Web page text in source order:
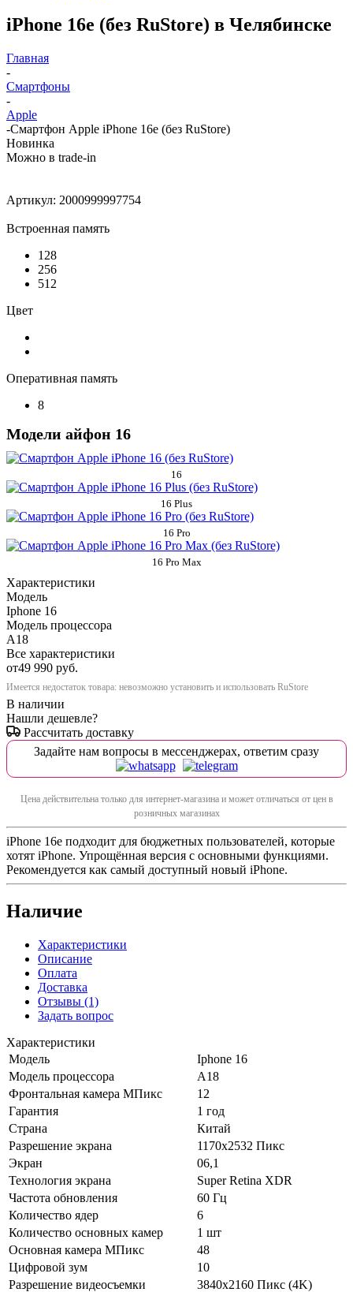
iPhone 16e (без RuStore) в Челябинске
Главная
-
Смартфоны
-
Apple
-Смартфон Apple iPhone 16e (без RuStore)
Новинка
Можно в trade-in
Артикул: 2000999997754
Встроенная память
128
256
512
Цвет
Оперативная память
8
Модели айфон 16
16
16 Plus
16 Pro
16 Pro Max
Характеристики
Модель
Iphone 16
Модель процессора
A18
Все характеристики
от49 990 руб.
Имеется недостаток товара: невозможно установить и использовать RuStore
В наличии
Нашли дешевле?
Рассчитать доставку
Задайте нам вопросы в мессенджерах, ответим сразу
Цена действительна только для интернет-магазина и может отличаться от цен в
розничных магазинах
iPhone 16e подходит для бюджетных пользователей, которые
хотят iPhone. Упрощённая версия с основными функциями.
Рекомендуется как самый доступный новый iPhone.
Наличие
Характеристики
Описание
Оплата
Доставка
Отзывы (1)
Задать вопрос
Характеристики
Модель
Iphone 16
Модель процессора
A18
Фронтальная камера МПикс
12
Гарантия
1 год
Страна
Китай
Разрешение экрана
1170x2532 Пикс
Экран
06,1
Технология экрана
Super Retina XDR
Частота обновления
60 Гц
Количество ядер
6
Количество основных камер
1 шт
Основная камера МПикс
48
Цифровой зум
10
Разрешение видеосъемки
3840x2160 Пикс (4K)